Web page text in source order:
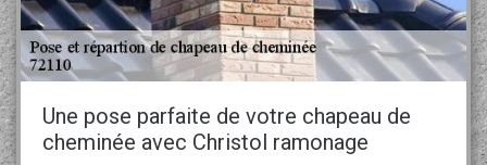
Une pose parfaite de votre chapeau de
cheminée avec Christol ramonage